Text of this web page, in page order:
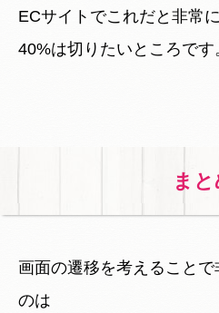
ECサイトでこれだと非常
40%は切りたいところです
ま
画面の遷移を考えること
のは